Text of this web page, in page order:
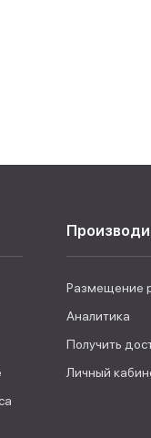
Размещение
Аналитика
Получить
Личный